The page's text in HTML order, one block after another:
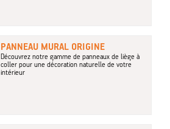
PANNEAU MURAL ORIGINE
Découvrez notre gamme de panneaux de liège à
coller pour une décoration naturelle de votre
intérieur